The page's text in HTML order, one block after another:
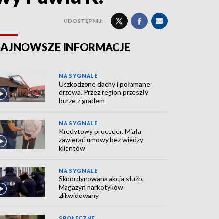
UDOSTĘPNIJ:
INFORMACJE
NA SYGNALE
Uszkodzone dachy i połamane
drzewa. Przez region przeszły
burze z gradem
NA SYGNALE
Kredytowy proceder. Miała
zawierać umowy bez wiedzy
klientów
NA SYGNALE
Skoordynowana akcja służb.
Magazyn narkotyków
zlikwidowany